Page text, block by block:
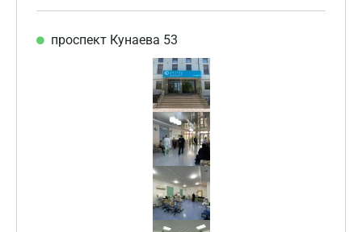
проспект Кунаева 53